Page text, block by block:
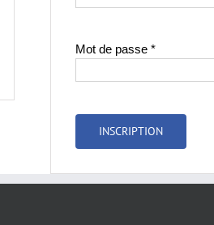
Mot de passe *Obligatoire
INSCRIPTION